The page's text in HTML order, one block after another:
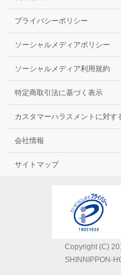
プライバシーポリシー
ソーシャルメディアポリシー
ソーシャルメディア利用規約
特定商取引法に基づく表示
カスタマーハラスメントに対す
会社情報
サイトマップ
Copyright (C)
SHINNIPPON-